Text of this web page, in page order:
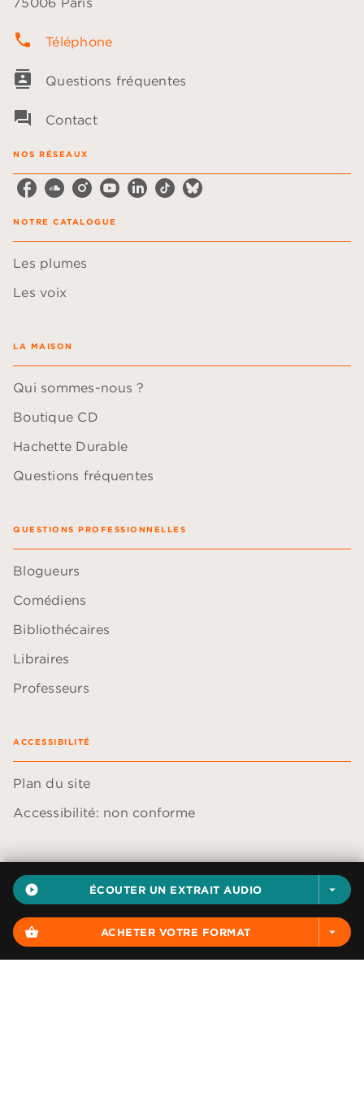
play_circle_filled ÉCOUTER UN EXTRAIT AUDIO arrow_drop_down
shopping_basket ACHETER VOTRE FORMAT arrow_drop_down
phone Téléphone
contacts Questions fréquentes
question_answer Contact
NOS RÉSEAUX
NOTRE CATALOGUE
Les plumes
Les voix
LA MAISON
Qui sommes-nous ?
Boutique CD
Hachette Durable
Questions fréquentes
QUESTIONS PROFESSIONNELLES
Blogueurs
Comédiens
Bibliothécaires
Libraires
Professeurs
ACCESSIBILITÉ
Plan du site
Accessibilité: non conforme
Données personnelles
Paramétrer vos cookies
Mentions légales